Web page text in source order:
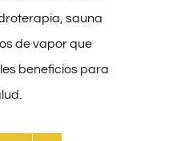
sauna
de vapor que
beneficios para